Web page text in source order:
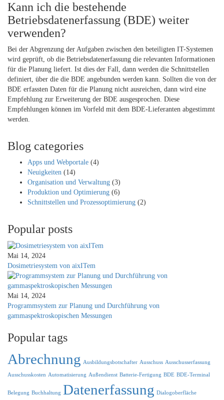
Kann ich die bestehende
Betriebsdatenerfassung (BDE) weiter
verwenden?
Bei der Abgrenzung der Aufgaben zwischen den beteiligten IT-Systemen
wird geprüft, ob die Betriebsdatenerfassung die relevanten Informationen
für die Planung liefert. Ist dies der Fall, dann werden die Schnittstellen
definiert, über die die BDE angebunden werden kann. Sollten die von der
BDE erfassten Daten für die Planung nicht ausreichen, dann wird eine
Empfehlung zur Erweiterung der BDE ausgesprochen. Diese
Empfehlungen können im Vorfeld mit dem BDE-Lieferanten abgestimmt
werden.
Blog categories
Apps und Webportale (4)
Neuigkeiten (14)
Organisation und Verwaltung (3)
Produktion und Optimierung (6)
Schnittstellen und Prozessoptimierung (2)
Popular posts
Mai 14, 2024
Dosimetriesystem von aixITem
Mai 14, 2024
Programmsystem zur Planung und Durchführung von
gammaspektroskopischen Messungen
Popular tags
Abrechnung Ausbildungsbotschafter Ausschuss Ausschusserfassung
Ausschusskosten Automatisierung Außendienst Batterie-Fertigung BDE BDE-Terminal
Belegung Buchhaltung Datenerfassung Dialogoberfläche